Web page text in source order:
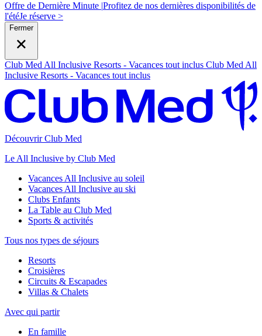
Offre de Dernière Minute |Profitez de nos dernières disponibilités de
l'étéJe réserve >
Fermer
Club Med All Inclusive Resorts - Vacances tout inclus Club Med All
Inclusive Resorts - Vacances tout inclus
Découvrir Club Med
Le All Inclusive by Club Med
Vacances All Inclusive au soleil
Vacances All Inclusive au ski
Clubs Enfants
La Table au Club Med
Sports & activités
Tous nos types de séjours
Resorts
Croisières
Circuits & Escapades
Villas & Chalets
Avec qui partir
En famille